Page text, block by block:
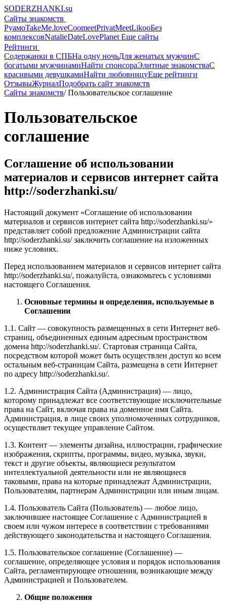
SODERZHANKI.su
Сайты знакомств
РуамоTakeMe.loveCoomeetPrivatMeetLikooБез
комплексовNatalieDateLovePlanet Еще сайты
Рейтинги
Содержанки в СПБНа одну ночьДля женатых мужчинС
богатыми мужчинамиНайти спонсораЭлитные знакомстваС
красивыми девушкамиНайти любовницуЕще рейтинги
ОтзывыЖурналПодобрать сайт знакомств
Сайты знакомств/Пользовательское соглашение
Пользовательское
соглашение
Соглашение об использовании
материалов и сервисов интернет сайта
http://soderzhanki.su/
Настоящий документ «Соглашение об использовании
материалов и сервисов интернет сайта http://soderzhanki.su/»
представляет собой предложение Администрации сайта
http://soderzhanki.su/ заключить соглашение на изложенных
ниже условиях.
Перед использованием материалов и сервисов интернет сайта
http://soderzhanki.su/, пожалуйста, ознакомьтесь с условиями
настоящего Соглашения.
Основные термины и определения, используемые в
Соглашении
1.1. Сайт — совокупность размещенных в сети Интернет веб-
страниц, объединенных единым адресным пространством
домена http://soderzhanki.su/. Стартовая страница Сайта,
посредством которой может быть осуществлен доступ ко всем
остальным веб-страницам Сайта, размещена в сети Интернет
по адресу http://soderzhanki.su/.
1.2. Администрация Сайта (Администрация) — лицо,
которому принадлежат все соответствующие исключительные
права на Сайт, включая права на доменное имя Сайта.
Администрация, в лице своих уполномоченных сотрудников,
осуществляет текущее управление Сайтом.
1.3. Контент — элементы дизайна, иллюстрации, графические
изображения, скрипты, программы, видео, музыка, звуки,
текст и другие объекты, являющиеся результатом
интеллектуальной деятельности или не являющиеся
таковыми, права на которые принадлежат Администрации,
Пользователям, партнерам Администрации или иным лицам.
1.4. Пользователь Сайта (Пользователь) — любое лицо,
заключившее настоящее Соглашение с Администрацией в
своем или чужом интересе в соответствии с требованиями
действующего законодательства и настоящего Соглашения.
1.5. Пользовательское соглашение (Соглашение) —
соглашение, определяющее условия и порядок использования
Сайта, регламентирующее отношения, возникающие между
Администрацией и Пользователем.
Общие положения